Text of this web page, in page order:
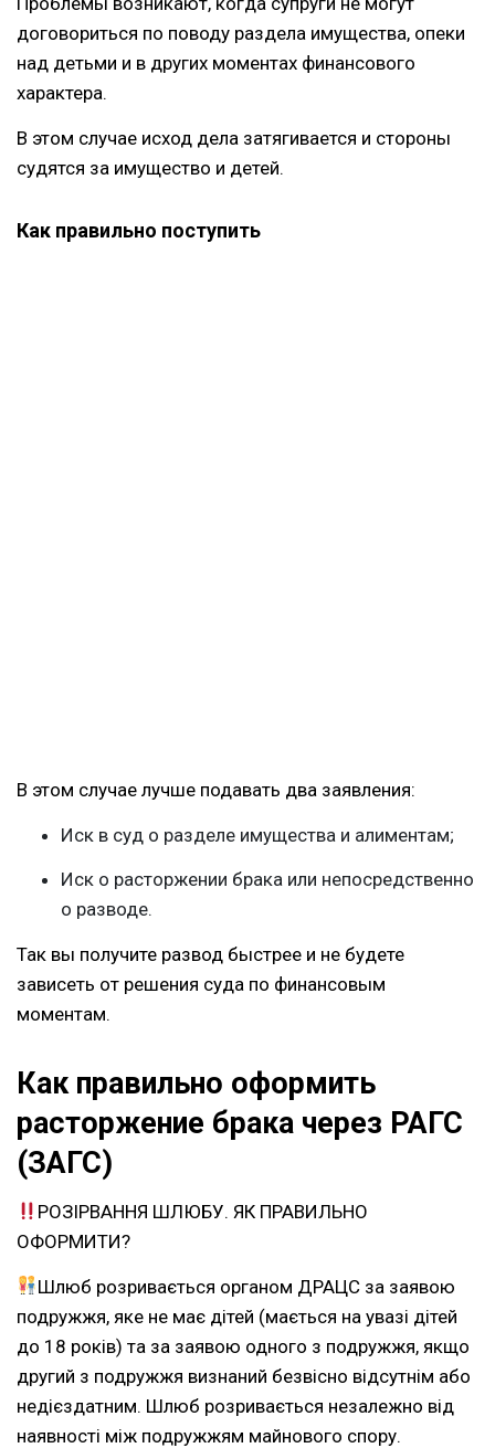
договориться по поводу раздела имущества, опеки
над детьми и в других моментах финансового
характера.
В этом случае исход дела затягивается и стороны
судятся за имущество и детей.
Как правильно поступить
В этом случае лучше подавать два заявления:
Иск в суд о разделе имущества и алиментам;
Иск о расторжении брака или непосредственно
о разводе.
Так вы получите развод быстрее и не будете
зависеть от решения суда по финансовым
моментам.
Как правильно оформить
расторжение брака через РАГС
(ЗАГС)
РОЗІРВАННЯ ШЛЮБУ. ЯК ПРАВИЛЬНО
ОФОРМИТИ?
Шлюб розривається органом ДРАЦС за заявою
подружжя, яке не має дітей (мається на увазі дітей
до 18 років) та за заявою одного з подружжя, якщо
другий з подружжя визнаний безвісно відсутнім або
недієздатним. Шлюб розривається незалежно від
наявності між подружжям майнового спору.